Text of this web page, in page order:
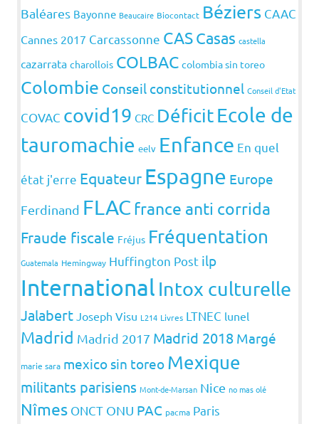
Baléares Bayonne Beaucaire Biocontact Béziers CAAC
Cannes 2017 Carcassonne CASCasas castella
cazarrata charollois COLBAC colombia sin toreo
Colombie Conseil constitutionnel Conseil d'Etat
COVAC covid19 CRC DéficitEcole de
tauromachie eelv Enfance En quel
état j'erre Equateur Espagne Europe
Ferdinand FLAC france anti corrida
Fraude fiscale Fréjus Fréquentation
Guatemala Hemingway Huffington Post ilp
International Intox culturelle
Jalabert Joseph Visu L214 Livres LTNEC lunel
Madrid Madrid 2017 Madrid 2018 Margé
marie sara mexico sin toreo Mexique
militants parisiens Mont-de-Marsan Nice no mas olé
Nîmes ONCT ONU PAC pacma Paris